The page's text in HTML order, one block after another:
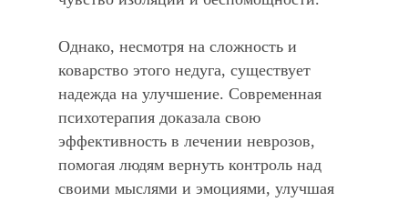
Однако, несмотря на сложность и
коварство этого недуга, существует
надежда на улучшение. Современная
психотерапия доказала свою
эффективность в лечении неврозов,
помогая людям вернуть контроль над
своими мыслями и эмоциями, улучшая